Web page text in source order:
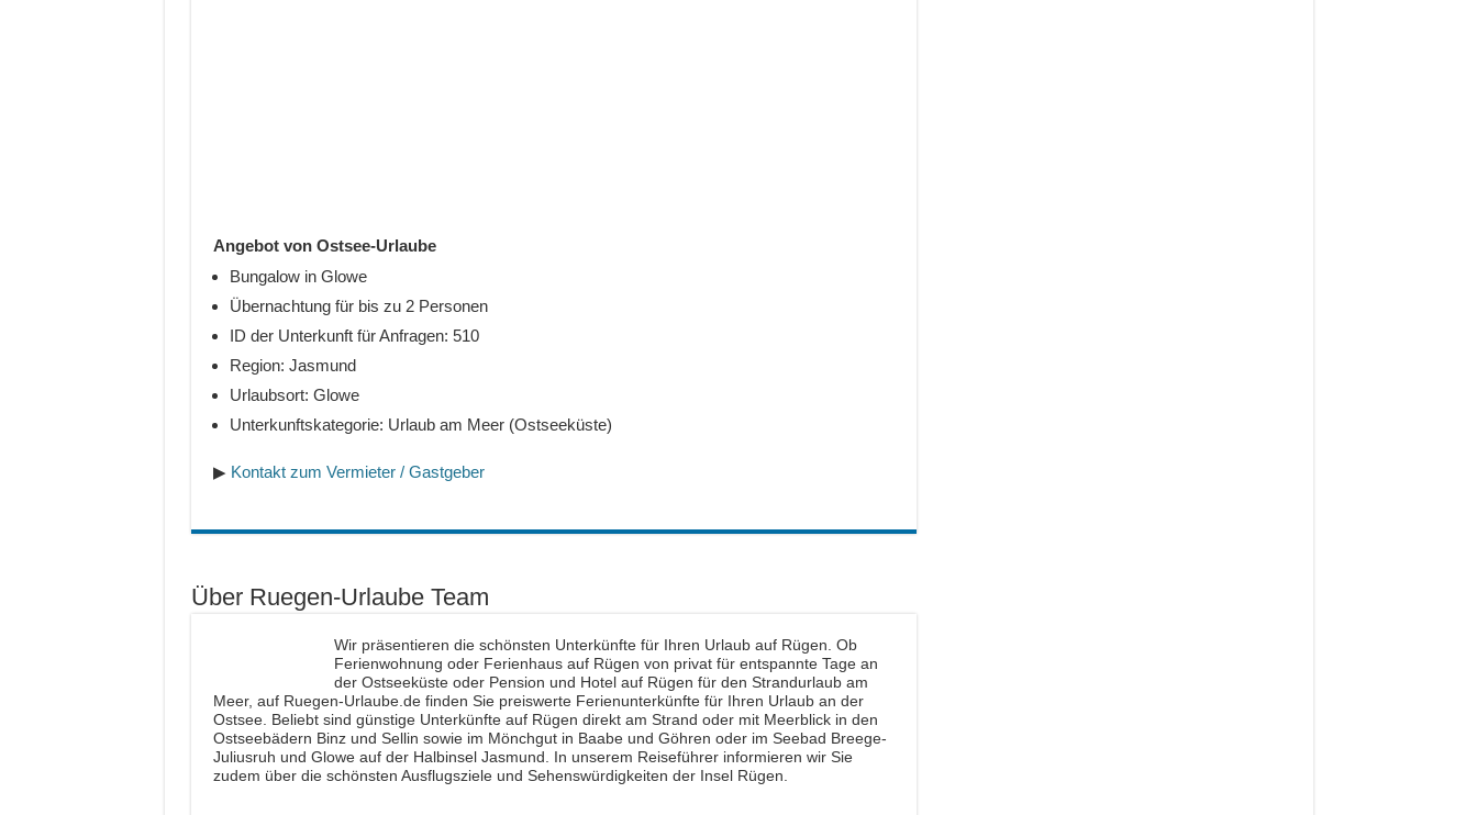
Angebot von Ostsee-Urlaube
Bungalow in Glowe
Übernachtung für bis zu 2 Personen
ID der Unterkunft für Anfragen: 510
Region: Jasmund
Urlaubsort: Glowe
Unterkunftskategorie: Urlaub am Meer (Ostseeküste)
▶ Kontakt zum Vermieter / Gastgeber
Über Ruegen-Urlaube Team
Wir präsentieren die schönsten Unterkünfte für Ihren Urlaub auf Rügen. Ob
Ferienwohnung oder Ferienhaus auf Rügen von privat für entspannte Tage an
der Ostseeküste oder Pension und Hotel auf Rügen für den Strandurlaub am
Meer, auf Ruegen-Urlaube.de finden Sie preiswerte Ferienunterkünfte für Ihren Urlaub an der
Ostsee. Beliebt sind günstige Unterkünfte auf Rügen direkt am Strand oder mit Meerblick in den
Ostseebädern Binz und Sellin sowie im Mönchgut in Baabe und Göhren oder im Seebad Breege-
Juliusruh und Glowe auf der Halbinsel Jasmund. In unserem Reiseführer informieren wir Sie
zudem über die schönsten Ausflugsziele und Sehenswürdigkeiten der Insel Rügen.